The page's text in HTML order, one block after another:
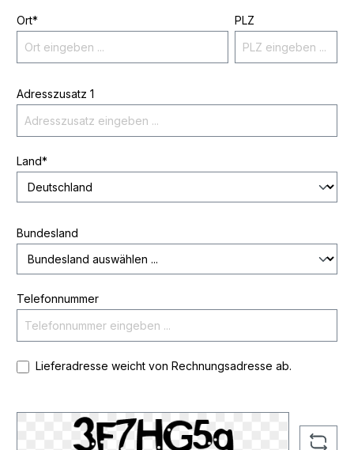
Ort* PLZ
Adresszusatz 1
Land*
Bundesland
Telefonnummer
Lieferadresse weicht von Rechnungsadresse ab.